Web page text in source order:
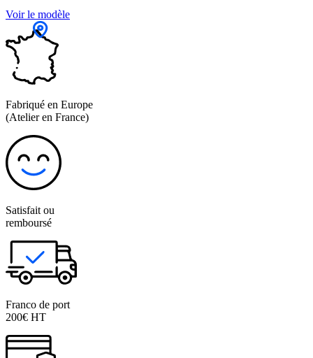
Voir le modèle
Fabriqué en Europe
(Atelier en France)
Satisfait ou
remboursé
Franco de port
200€ HT